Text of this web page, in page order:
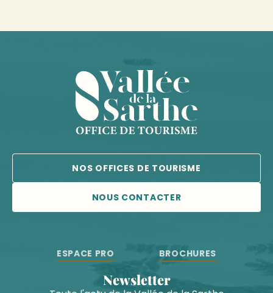
NOS OFFICES DE TOURISME
NOUS CONTACTER
ESPACE PRO BROCHURES
Newsletter